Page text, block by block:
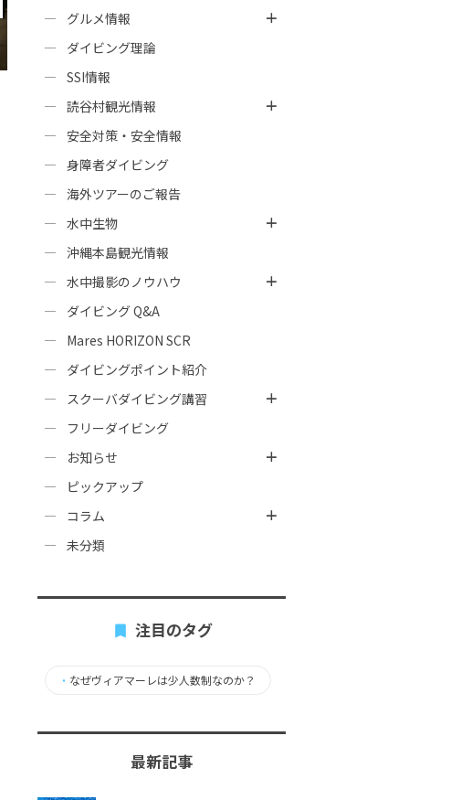
グルメ情報
ダイビング理論
SSI情報
読谷村観光情報
安全対策・安全情報
身障者ダイビング
海外ツアーのご報告
水中生物
沖縄本島観光情報
水中撮影のノウハウ
ダイビング Q&A
Mares HORIZON SCR
ダイビングポイント紹介
スクーバダイビング講習
フリーダイビング
お知らせ
ピックアップ
コラム
未分類
注目のタグ
・ なぜヴィアマーレは少人数制なのか？
最新記事